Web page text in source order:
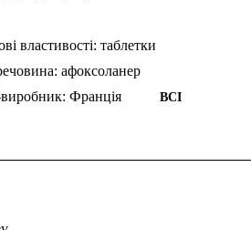
властивості: таблетки
афоксоланер
Франція ВСІ